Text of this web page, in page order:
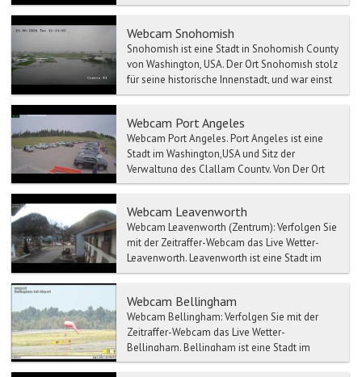
Webcam Snohomish
Snohomish ist eine Stadt in Snohomish County
von Washington, USA. Der Ort Snohomish stolz
für seine historische Innenstadt, und war einst
für seine...
Webcam Port Angeles
Webcam Port Angeles. Port Angeles ist eine
Stadt im Washington,USA und Sitz der
Verwaltung des Clallam County. Von Der Ort
Port Angeles aus ...
Webcam Leavenworth
Webcam Leavenworth (Zentrum): Verfolgen Sie
mit der Zeitraffer-Webcam das Live Wetter-
Leavenworth. Leavenworth ist eine Stadt im
Chel...
Webcam Bellingham
Webcam Bellingham: Verfolgen Sie mit der
Zeitraffer-Webcam das Live Wetter-
Bellingham. Bellingham ist eine Stadt im
Nordwesten des US...